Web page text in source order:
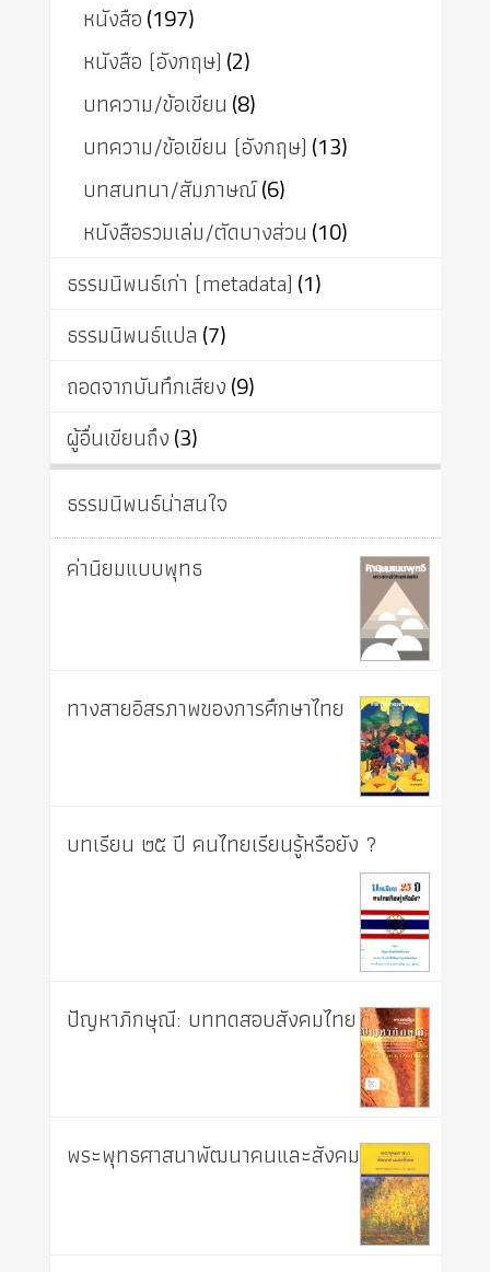
หนังสือ(197)
หนังสือ (อังกฤษ) (2)
บทความ/ข้อเขียน (8)
บทความ/ข้อเขียน (อังกฤษ) (13)
บทสนทนา/สัมภาษณ์(6)
หนังสือรวมเล่ม/ตัดบางส่วน (10)
ธรรมนิพนธ์เก่า (metadata) (1)
ธรรมนิพนธ์แปล (7)
ถอดจากบันทึกเสียง(9)
ผู้อื่นเขียนถึง(3)
ธรรมนิพนธ์น่าสนใจ
ค่านิยมแบบพุทธ
ทางสายอิสรภาพของการศึกษาไทย
บทเรียน ๒๕ ปี คนไทยเรียนรู้หรือยัง ?
ปัญหาภิกษุณี: บททดสอบสังคมไทย
พระพุทธศาสนาพัฒนาคนและสังคม